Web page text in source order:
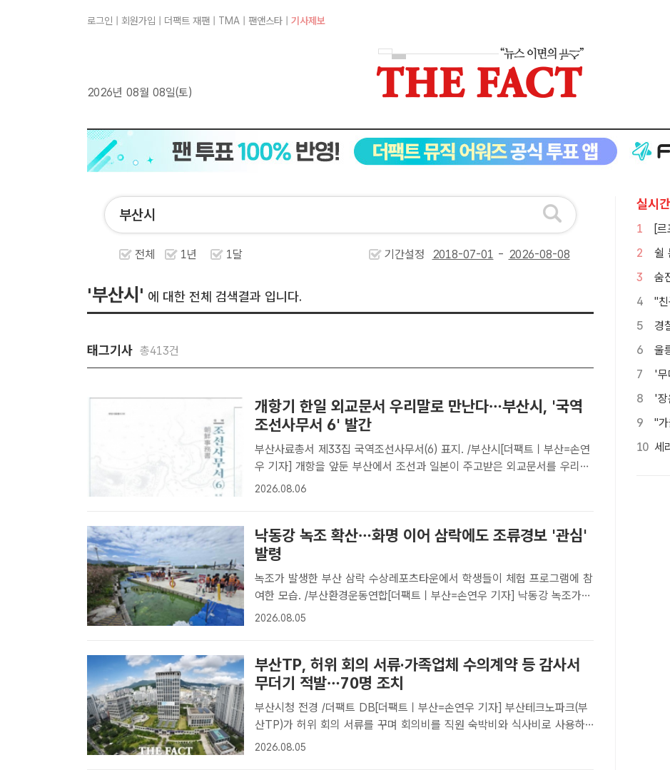
로그인 회원가입 더팩트 재팬 TMA 팬앤스타 기사제보
2026년 08월 08일(토)
전체 1년 1달 기간설정 -
'부산시' 에 대한 전체 검색결과 입니다.
태그기사 총413건
개항기 한일 외교문서 우리말로 만난다…부산시, '국역
조선사무서 6' 발간
부산사료총서 제33집 국역조선사무서(6) 표지. /부산시[더팩트ㅣ부산=손연
우 기자] 개항을 앞둔 부산에서 조선과 일본이 주고받은 외교문서를 우리말
로 옮긴 사료집이 발간됐다.부산시는 6일 재부산일본총영사관이 편찬한 조
2026.08.06
낙동강 녹조 확산…화명 이어 삼락에도 조류경보 '관심'
발령
녹조가 발생한 부산 삼락 수상레포츠타운에서 학생들이 체험 프로그램에 참
여한 모습. /부산환경운동연합[더팩트ㅣ부산=손연우 기자] 낙동강 녹조가
확산하면서 화명에 이어 삼락 수상레포츠타운에도 조류경보 '관심' 단계가
2026.08.05
부산TP, 허위 회의 서류·가족업체 수의계약 등 감사서
무더기 적발…70명 조치
부산시청 전경 /더팩트 DB[더팩트ㅣ부산=손연우 기자] 부산테크노파크(부
산TP)가 허위 회의 서류를 꾸며 회의비를 직원 숙박비와 식사비로 사용하
고, 가족 관계 업체를 이용해 편법 수의계약을 체결한 사실이 부산시 감사에
2026.08.05
실시
1
2
3
4
5
6
7
8
9
10